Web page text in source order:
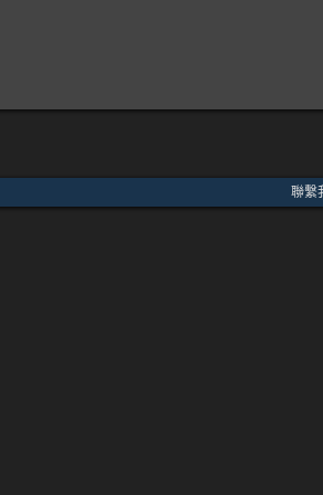
聯繫